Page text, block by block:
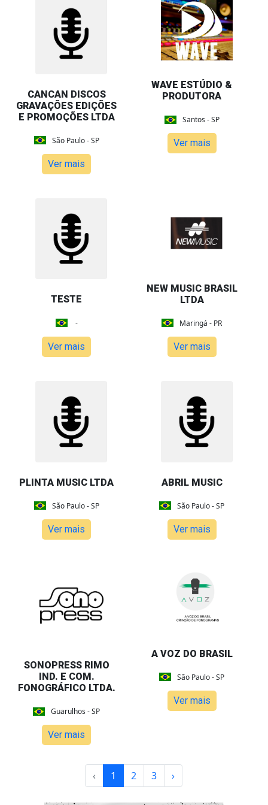
CANCAN DISCOS
GRAVAÇÕES EDIÇÕES
E PROMOÇÕES LTDA
São Paulo - SP
Ver mais
WAVE ESTÚDIO &
PRODUTORA
Santos - SP
Ver mais
TESTE
-
Ver mais
NEW MUSIC BRASIL
LTDA
Maringá - PR
Ver mais
PLINTA MUSIC LTDA
São Paulo - SP
Ver mais
ABRIL MUSIC
São Paulo - SP
Ver mais
SONOPRESS RIMO
IND. E COM.
FONOGRÁFICO LTDA.
Guarulhos - SP
Ver mais
A VOZ DO BRASIL
São Paulo - SP
Ver mais
‹ 1 2 3 ›